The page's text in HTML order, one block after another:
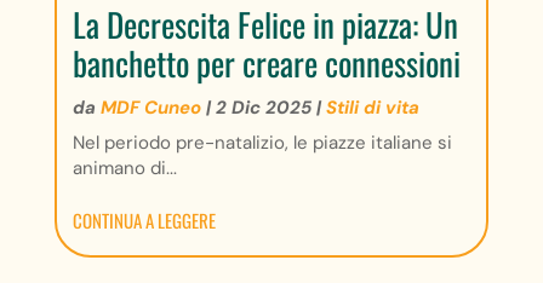
La Decrescita Felice in piazza: Un
banchetto per creare connessioni
da MDF Cuneo|2 Dic 2025|Stili di vita
Nel periodo pre-natalizio, le piazze italiane si
animano di...
CONTINUA A LEGGERE